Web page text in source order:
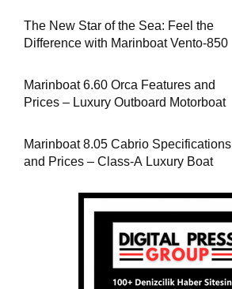
The New Star of the Sea: Feel the
Difference with Marinboat Vento-850
Marinboat 6.60 Orca Features and
Prices – Luxury Outboard Motorboat
Marinboat 8.05 Cabrio Specifications
and Prices – Class-A Luxury Boat